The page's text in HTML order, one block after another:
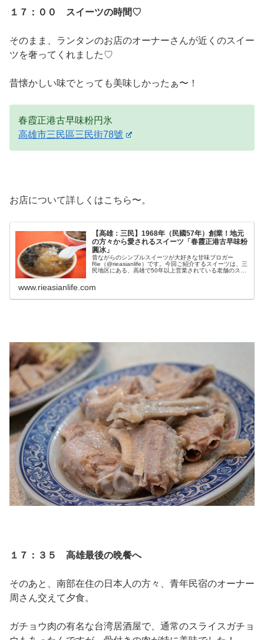
１７：００ スイーツの時間♡
そのまま、ランタンのお店のオーナーさんが近くのスイー
ツを奢ってくれました♡
昔懐かしい味でとっても美味しかったぁ〜！
春霞正港古早味粉円氷
高雄市三民區三民街78號
お店について詳しくはこちら〜。
【高雄：三民】1968年（民國57年）創業！地元
の方々から愛されるスイーツ「春霞正港古早味粉
圓冰」
昔ながらのシンプルスイーツが大好きな甘味ブロガー
Rie（@rieasianlife）です。今回ご紹介するスイーツは、三
民地区にある、高雄で50年以上営業されている老舗のスイ
www.rieasianlife.com
１７：３５ 高雄最後の晩餐へ
そのあと、南部在住の日本人の方々、青年民宿のオーナー
周さん交えて夕食。
ガチョウ肉の有名な台湾居酒屋で、通常のスライスガチョ